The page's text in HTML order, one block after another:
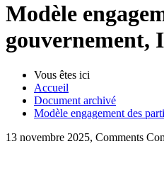
Modèle
gouvernement,
Vous êtes ici
Accueil
Document archivé
Modèle engagement des
13 novembre 2025, Comments